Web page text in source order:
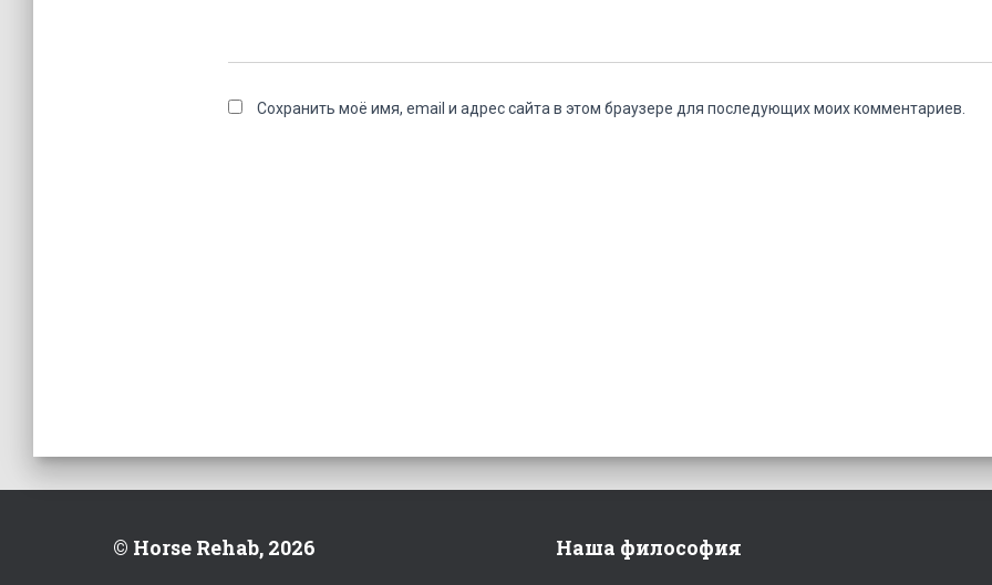
Сохранить моё имя, email и адрес сайта в этом браузере для последующих моих комментариев.
© Horse Rehab, 2026 Наша философия